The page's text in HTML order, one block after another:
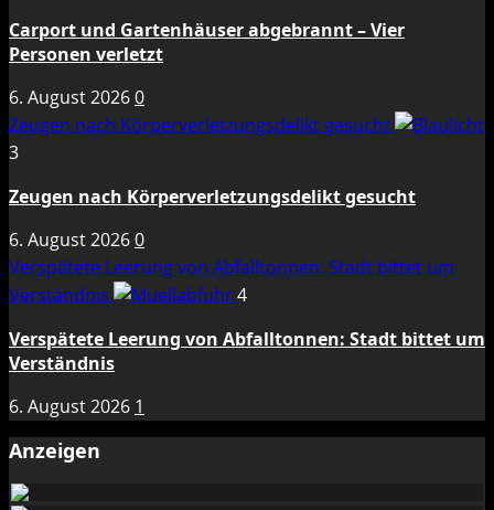
Carport und Gartenhäuser abgebrannt – Vier
Personen verletzt
6. August 20260
Zeugen nach Körperverletzungsdelikt gesucht
3
Zeugen nach Körperverletzungsdelikt gesucht
6. August 20260
Verspätete Leerung von Abfalltonnen: Stadt bittet um
Verständnis
4
Verspätete Leerung von Abfalltonnen: Stadt bittet um
Verständnis
6. August 2026 1
Anzeigen